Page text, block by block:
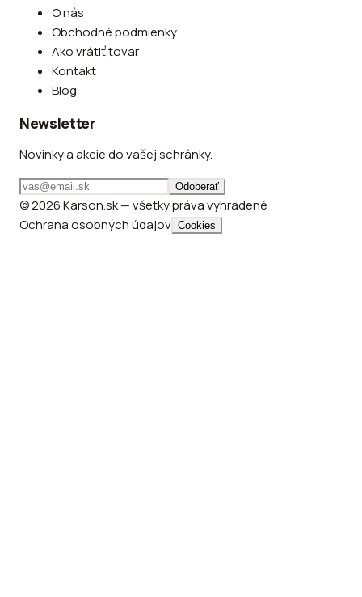
O nás
Obchodné podmienky
Ako vrátiť tovar
Kontakt
Blog
Newsletter
Novinky a akcie do vašej schránky.
Odoberať
© 2026 Karson.sk — všetky práva vyhradené
Ochrana osobných údajov Cookies